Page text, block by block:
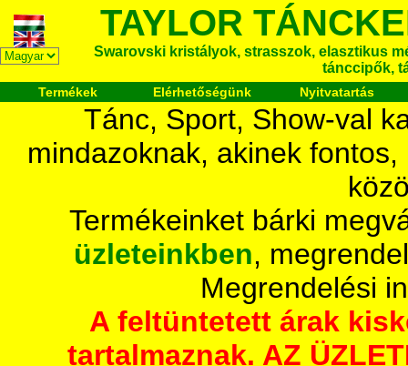
TAYLOR
Swarovski kristályok, strasszok, elasztikus
tánccipők,
Termékek Elérhetőségünk Nyitvatartás
Tánc, Sport, Show-val
mindazoknak, akinek
Termékeinket bárki
üzleteinkben,
Megrendelési
A feltüntetett árak
tartalmaznak. AZ